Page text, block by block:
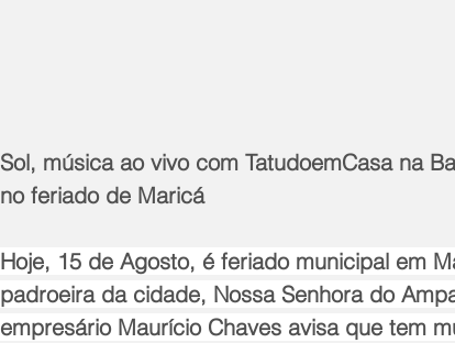
Sol, música ao vivo com TatudoemCasa na
no feriado de Maricá
Hoje, 15 de Agosto, é feriado municipal em
padroeira da cidade, Nossa Senhora do
empresário Maurício Chaves avisa que tem